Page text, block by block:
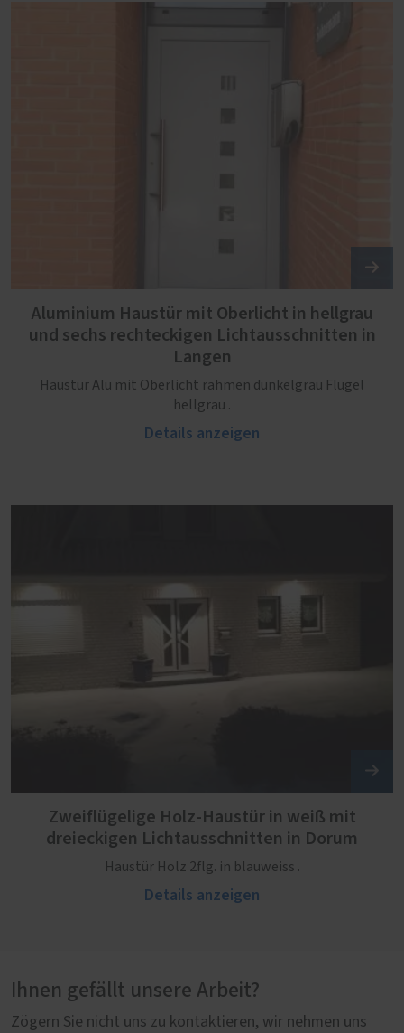
Aluminium Haustür mit Oberlicht in hellgrau
und sechs rechteckigen Lichtausschnitten in
Langen
Haustür Alu mit Oberlicht rahmen dunkelgrau Flügel
hellgrau .
Details anzeigen
Zweiflügelige Holz-Haustür in weiß mit
dreieckigen Lichtausschnitten in Dorum
Haustür Holz 2flg. in blauweiss .
Details anzeigen
Ihnen gefällt unsere Arbeit?
Zögern Sie nicht uns zu kontaktieren, wir nehmen uns